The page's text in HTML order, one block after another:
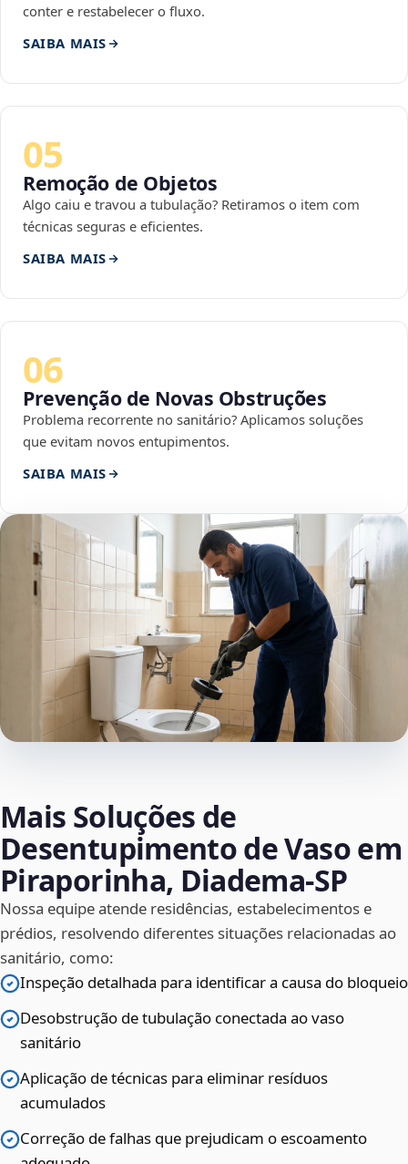
conter e restabelecer o fluxo.
SAIBA MAIS
05
Remoção de Objetos
Algo caiu e travou a tubulação? Retiramos o item com
técnicas seguras e eficientes.
SAIBA MAIS
06
Prevenção de Novas Obstruções
Problema recorrente no sanitário? Aplicamos soluções
que evitam novos entupimentos.
SAIBA MAIS
Mais Soluções de
Desentupimento de Vaso em
Piraporinha, Diadema‑SP
Nossa equipe atende residências, estabelecimentos e
prédios, resolvendo diferentes situações relacionadas ao
sanitário, como:
Inspeção detalhada para identificar a causa do bloqueio
Desobstrução de tubulação conectada ao vaso
sanitário
Aplicação de técnicas para eliminar resíduos
acumulados
Correção de falhas que prejudicam o escoamento